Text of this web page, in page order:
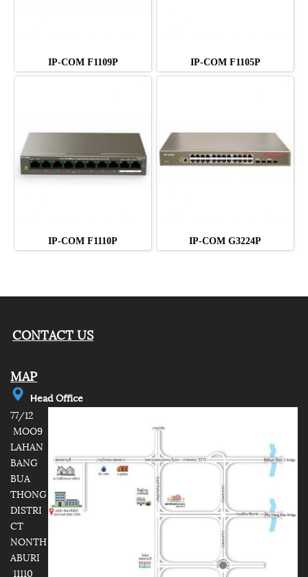
IP-COM F1109P IP-COM F1105P
IP-COM F1110P IP-COM G3224P
CONTACT US
MAP
Head Office
77/12
MOO9
LAHAN
BANG
BUA
THONG
DISTRI
CT
NONTH
ABURI
11110